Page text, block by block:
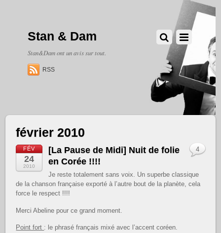
Stan & Dam
Stan&Dam ont un avis sur tout.
RSS
février 2010
FÉV
24
2010
[La Pause de Midi] Nuit de folie
en Corée !!!!
Je reste totalement sans voix. Un superbe classique
de la chanson française exporté à l’autre bout de la planète, cela
force le respect !!!!
Merci Abeline pour ce grand moment.
Point fort : le phrasé français mixé avec l’accent coréen.
4